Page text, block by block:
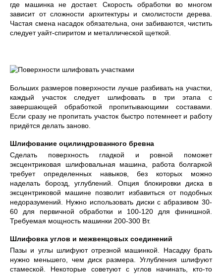
где машинка не достает. Скорость обработки во многом
зависит от сложности архитектуры и смолистости дерева.
Частая смена насадок обязательна, они забиваются, чистить
следует уайт-спиритом и металлической щеткой.
Больших размеров поверхности лучше разбивать на участки,
каждый участок следует шлифовать в три этапа с
завершающей обработкой пропитывающими составами.
Если сразу не пропитать участок быстро потемнеет и работу
придётся делать заново.
Шлифование оцилиндрованного бревна
Сделать поверхность гладкой и ровной поможет
эксцентриковая шлифовальная машина, работа болгаркой
требует определенных навыков, без которых можно
наделать борозд, углублений. Опция блокировки диска в
эксцентриковой машине позволит избавиться от подобных
недоразумений. Нужно использовать диски с абразивом 30-
60 для первичной обработки и 100-120 для финишной.
Требуемая мощность машинки 200-300 Вт.
Шлифовка углов и межвенцовых соединений
Пазы и углы шлифуют отрезной машинкой. Насадку брать
нужно меньшего, чем диск размера. Углубления шлифуют
стамеской. Некоторые советуют с углов начинать, кто-то